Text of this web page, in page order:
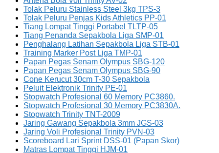
Tolak Peluru Stainless Steel 3kg TPS-3
Tolak Peluru Penjas Kids Athletics PP-01
Tiang Lompat Tinggi Portabel TLTP-05
Tiang Penanda Sepakbola Liga SMP-01
Penghalang Latihan Sepakbola Liga STB-01
Training Marker Post Liga TMP-01
Papan Pegas Senam Olympus SBG-120
Papan Pegas Senam Olympus SBG-90
Cone Kerucut 30cm T-30 Sepakbola
Peluit Elektronik Trinity PE-01
Stopwatch Profesional 60 Memory PC3860.
Stopwatch Profesional 30 Memory PC3830A.
Stopwatch Trinity TNT-2009
Jaring Gawang Sepakbola 3mm JGS-03
Jaring Voli Profesional Trinity PVN-03
Scoreboard Lari Sprint DSS-01 (Papan Skor)
Matras Lompat Tinggi HJM-01